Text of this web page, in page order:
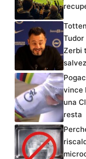
Tudor
Zerbi
vince
una
resta